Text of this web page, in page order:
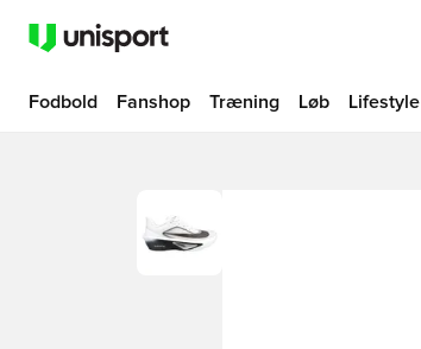
Fodbold Fanshop Træning Løb Lifestyle